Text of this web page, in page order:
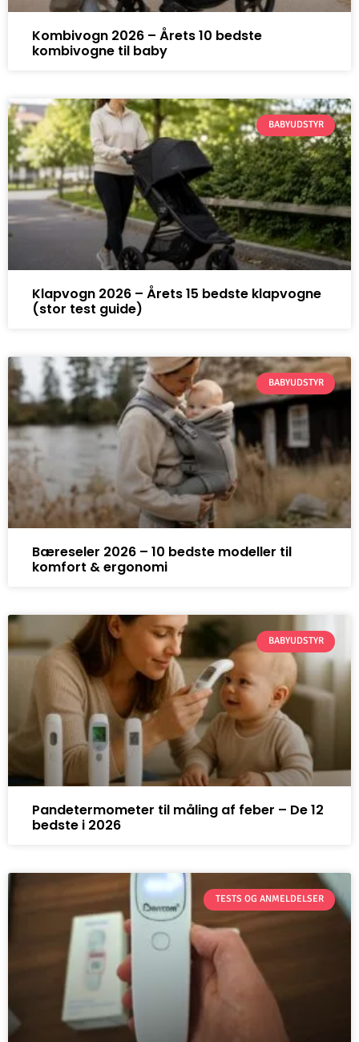
Kombivogn 2026 – Årets 10 bedste
kombivogne til baby
BABYUDSTYR
Klapvogn 2026 – Årets 15 bedste klapvogne
(stor test guide)
BABYUDSTYR
Bæreseler 2026 – 10 bedste modeller til
komfort & ergonomi
BABYUDSTYR
Pandetermometer til måling af feber – De 12
bedste i 2026
TESTS OG ANMELDELSER